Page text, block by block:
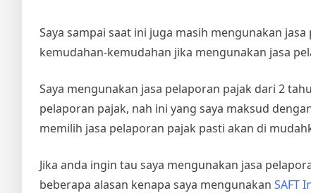
Saya sampai saat ini juga masih mengunakan
kemudahan-kemudahan jika mengunakan jasa
Saya mengunakan jasa pelaporan pajak dari 2
pelaporan pajak, nah ini yang saya maksud
memilih jasa pelaporan pajak pasti akan di
Jika anda ingin tau saya mengunakan jasa
beberapa alasan kenapa saya mengunakan SAFT